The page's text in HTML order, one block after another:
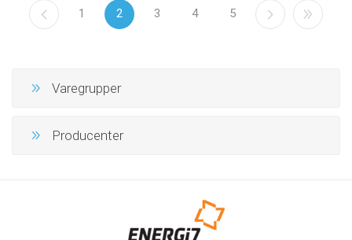
1 2 3 4 5
Varegrupper
Producenter